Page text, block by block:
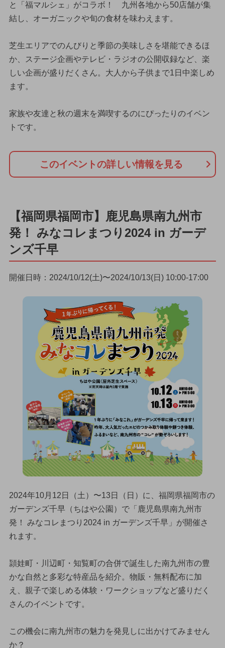
と「福マルシェ」がコラボ！ 九州各地から50店舗が集
結し、オーガニックや旬の食材を味わえます。
芝生エリアでのんびりと季節の美味しさを堪能できるほ
か、ステージ企画やテレビ・ラジオの公開収録など、楽
しい企画が盛りだくさん。大人から子供まで1日中楽しめ
ます。
家族や友達と秋の週末を満喫するのにぴったりのイベン
トです。
このイベントの詳しい情報を見る
【福岡県福岡市】鹿児島県南九州市
発！ みなコレまつり2024 in ガーデ
ンズ千早
開催日時：2024/10/12(土)〜2024/10/13(日) 10:00-17:00
2024年10月12日（土）〜13日（日）に、福岡県福岡市の
ガーデンズ千早（ちはや公園）で「鹿児島県南九州市
発！ みなコレまつり2024 in ガーデンズ千早」が開催さ
れます。
頴娃町・川辺町・知覧町の合併で誕生した南九州市の豊
かな自然と多彩な特産品を紹介。物販・無料配布に加
え、親子で楽しめる体験・ワークショップなど盛りだく
さんのイベントです。
この機会に南九州市の魅力を発見しに出かけてみません
か？